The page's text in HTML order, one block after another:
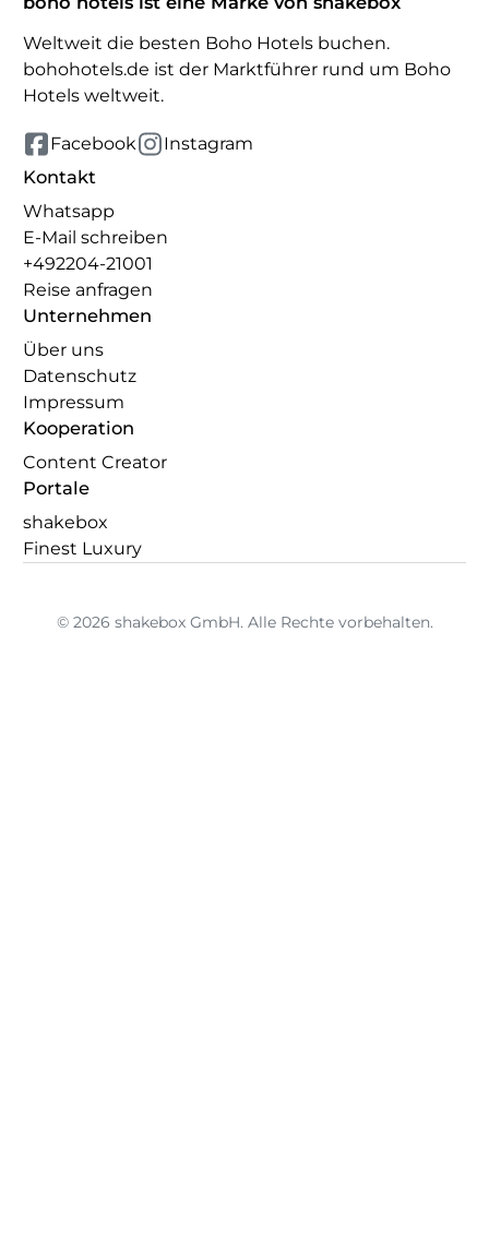
Weltweit die besten Boho Hotels buchen.
bohohotels.de ist der Marktführer rund um Boho
Hotels weltweit.
Facebook Instagram
Kontakt
Whatsapp
E-Mail schreiben
+492204-21001
Reise anfragen
Unternehmen
Über uns
Datenschutz
Impressum
Kooperation
Content Creator
Portale
shakebox
Finest Luxury
© 2026 shakebox GmbH. Alle Rechte vorbehalten.